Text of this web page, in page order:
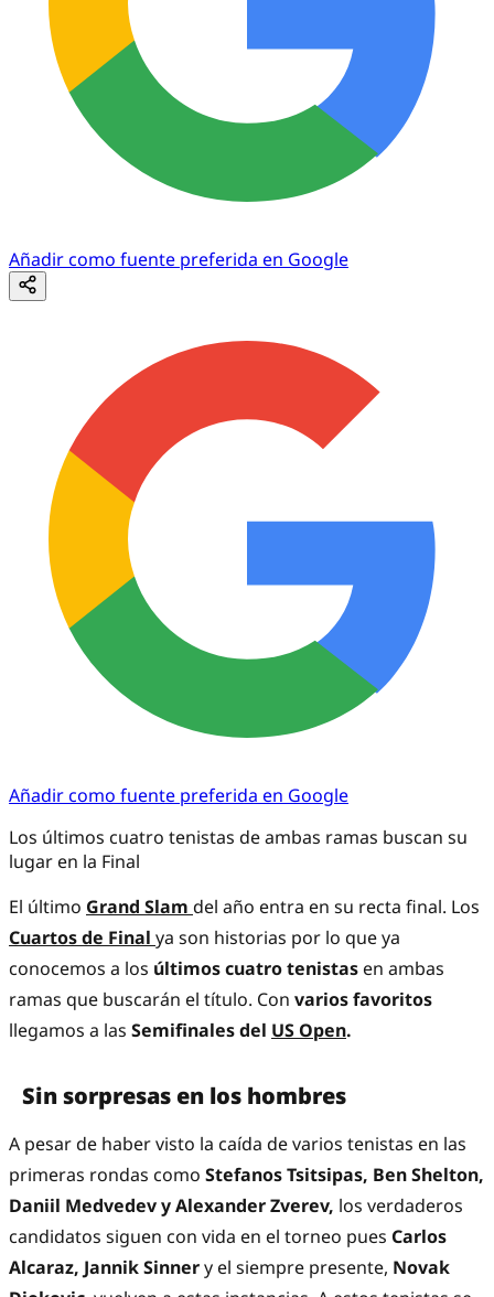
Añadir como fuente preferida en Google
Añadir como fuente preferida en Google
Los últimos cuatro tenistas de ambas ramas buscan su
lugar en la Final
El último Grand Slam del año entra en su recta final. Los
Cuartos de Final ya son historias por lo que ya
conocemos a los últimos cuatro tenistas en ambas
ramas que buscarán el título. Con varios favoritos
llegamos a las Semifinales del US Open.
Sin sorpresas en los hombres
A pesar de haber visto la caída de varios tenistas en las
primeras rondas como Stefanos Tsitsipas, Ben Shelton,
Daniil Medvedev y Alexander Zverev, los verdaderos
candidatos siguen con vida en el torneo pues Carlos
Alcaraz, Jannik Sinnery el siempre presente, Novak